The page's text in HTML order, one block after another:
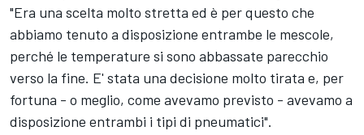
"Era una scelta molto stretta ed è per questo che
abbiamo tenuto a disposizione entrambe le mescole,
perché le temperature si sono abbassate parecchio
verso la fine. E' stata una decisione molto tirata e, per
fortuna - o meglio, come avevamo previsto - avevamo a
disposizione entrambi i tipi di pneumatici".